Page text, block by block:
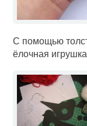
С помощью
ёлочная